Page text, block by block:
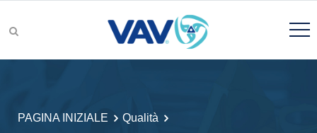
Gruppi di prodotti
PAGINA INIZIALE
Qualità